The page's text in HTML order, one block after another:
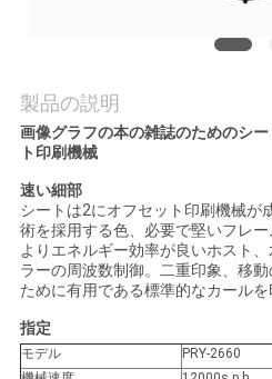
私
達
に
連
絡
し
な
製品の説明
画像グラフの本の雑誌のためのシ
ト印刷機械
速い細部
シートは2にオフセット印刷機械が
術を採用する色、必要で堅いフレー
よりエネルギー効率が良いホスト
ラーの周波数制御。二重印象、移
ために有用である標準的なカールを
指定
モデル
PRY-2660